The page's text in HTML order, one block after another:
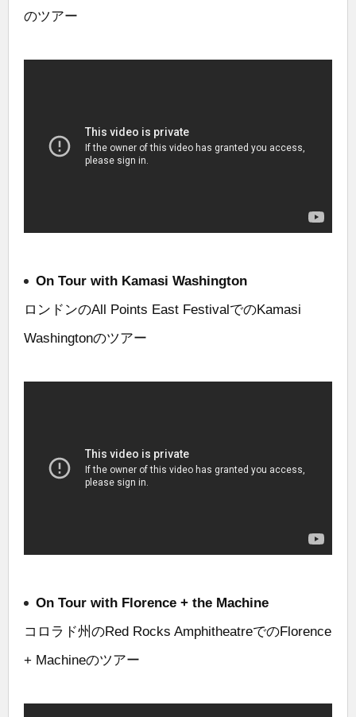
のツアー
On Tour with Kamasi Washington
ロンドンのAll Points East FestivalでのKamasi
Washingtonのツアー
On Tour with Florence + the Machine
コロラド州のRed Rocks AmphitheatreでのFlorence
+ Machineのツアー